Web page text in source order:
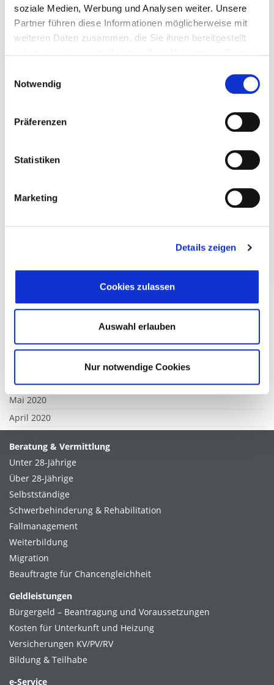
soziale Medien, Werbung und Analysen weiter. Unsere
Partner führen diese Informationen möglicherweise mit
weiteren Daten zusammen, die Sie ihnen bereitgestellt
Notwendig
Präferenzen
Statistiken
Marketing
Details zeigen
Cookies zulassen
Auswahl erlauben
Nur notwendige Cookies
August 2023
Juli 2023
Juni 2023
Februar 2023
Dezember 2022
April 2022
August 2021
April 2021
Februar 2021
September 2020
Mai 2020
April 2020
Beratung & Vermittlung
Unter 28-Jährige
Über 28-Jährige
Selbstständige
Schwerbehinderung & Rehabilitation
Fallmanagement
Weiterbildung
Migration
Beauftragte für Chancengleichheit
Geldleistungen
Bürgergeld – Beantragung und Voraussetzungen
Kosten für Unterkunft und Heizung
Versicherungen KV/PV/RV
Bildung & Teilhabe
e-Service